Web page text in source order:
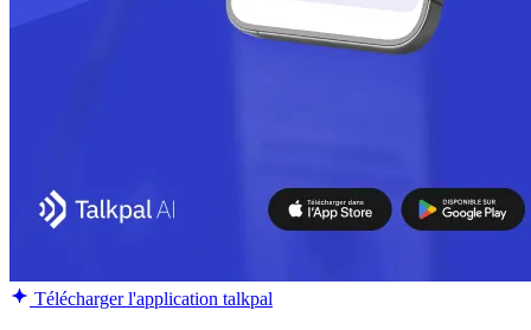
Télécharger l'application talkpal